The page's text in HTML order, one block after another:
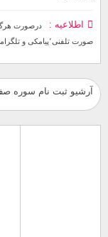
اطلاعیه
صورت تلفنی٬پیامکی و تلگرامی در ارتباط باشید
آرشیو ثبت نام سوره